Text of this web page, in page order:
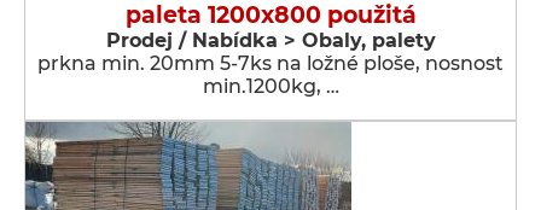
paleta 1200x800 použitá
Prodej / Nabídka > Obaly, palety
prkna min. 20mm 5-7ks na ložné ploše, nosnost
min.1200kg, …